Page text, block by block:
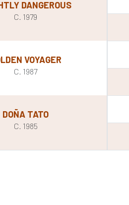
DANGEROUS
C. 1979
VOYAGER
C. 1987
DOÑA TATO
C. 1985